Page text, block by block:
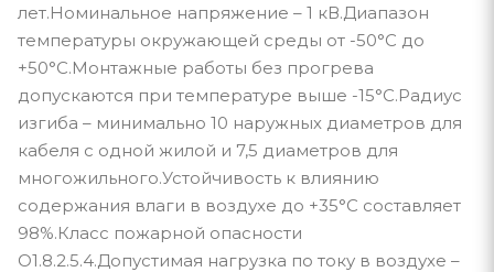
лет.Номинальное напряжение – 1 кВ.Диапазон
температуры окружающей среды от -50°С до
+50°С.Монтажные работы без прогрева
допускаются при температуре выше -15°С.Радиус
изгиба – минимально 10 наружных диаметров для
кабеля с одной жилой и 7,5 диаметров для
многожильного.Устойчивость к влиянию
содержания влаги в воздухе до +35°С составляет
98%.Класс пожарной опасности
O1.8.2.5.4.Допустимая нагрузка по току в воздухе –